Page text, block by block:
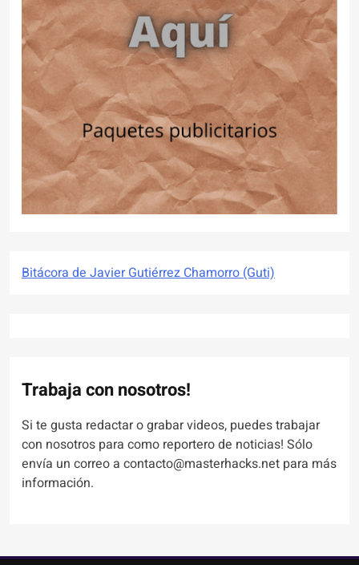
Bitácora de Javier Gutiérrez Chamorro (Guti)
Trabaja con nosotros!
Si te gusta redactar o grabar videos, puedes trabajar
con nosotros para como reportero de noticias! Sólo
envía un correo a contacto@masterhacks.net para más
información.